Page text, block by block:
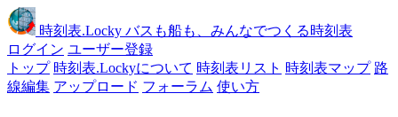
時刻表.Locky バスも船も、みんなでつくる時刻表
ログイン ユーザー登録
トップ 時刻表.Lockyについて 時刻表リスト 時刻表マップ 路
線編集 アップロード フォーラム 使い方